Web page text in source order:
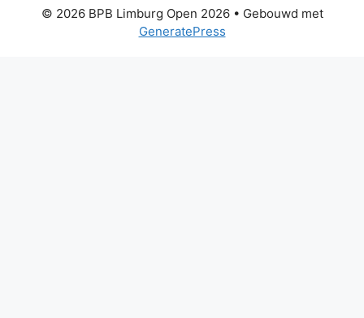
© 2026 BPB Limburg Open 2026• Gebouwd met
GeneratePress